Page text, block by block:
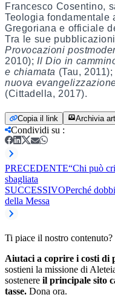
Francesco Cosentino,
Teologia
Gregoriana e officiale
Tra le sue
Provocazioni
2010); Il Dio in
e chiamata (Tau, 2011);
nuova
(Cittadella, 2017).
Copia il link Archivia
Condividi su :
PRECEDENTE“Chi può
sbagliata
SUCCESSIVOPerché
della Messa
Ti piace il nostro contenuto?
Aiutaci a coprire i costi di
sostieni la missione di
sostenere il principale sito
tasse. Dona ora.